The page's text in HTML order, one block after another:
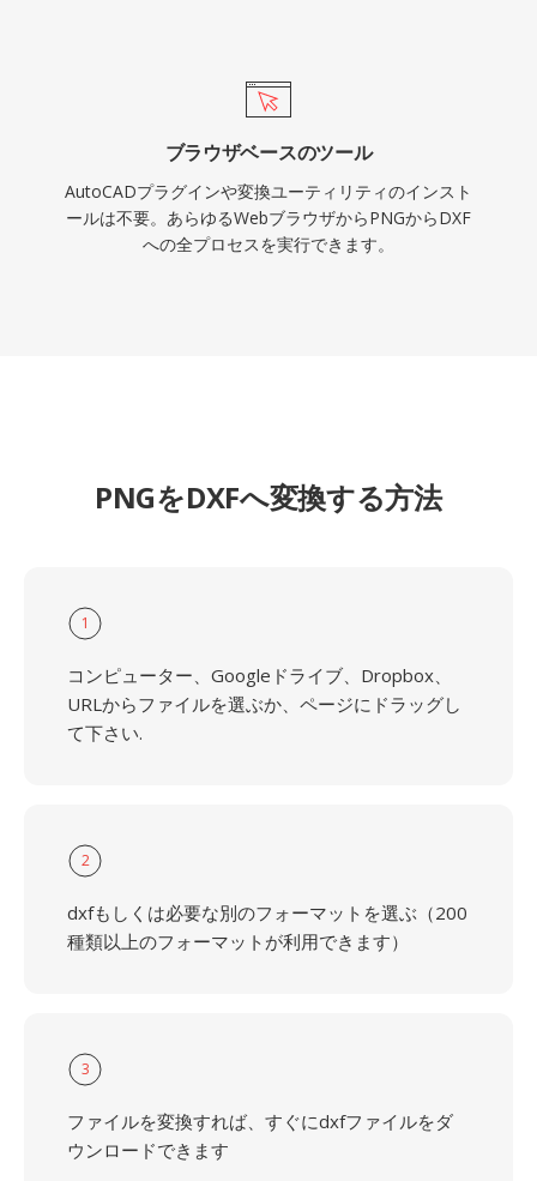
ブラウザベースのツール
AutoCADプラグインや変換ユーティリティのインスト
ールは不要。あらゆるWebブラウザからPNGからDXF
への全プロセスを実行できます。
PNGをDXFへ変換する方法
1
コンピューター、Googleドライブ、Dropbox、
URLからファイルを選ぶか、ページにドラッグし
て下さい.
2
dxfもしくは必要な別のフォーマットを選ぶ（200
種類以上のフォーマットが利用できます）
3
ファイルを変換すれば、すぐにdxfファイルをダ
ウンロードできます